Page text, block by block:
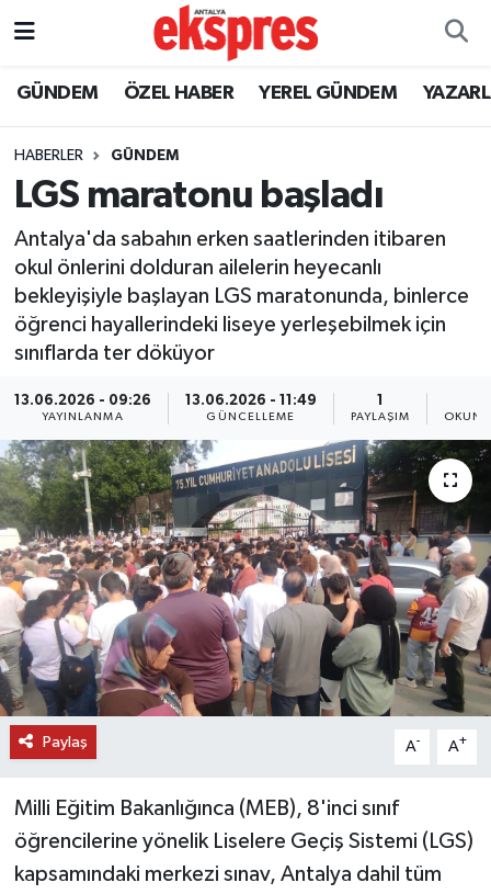
GÜNDEM ÖZEL HABER YEREL GÜNDEM
HABERLER GÜNDEM
LGS maratonu başladı
Antalya'da sabahın erken saatlerinden itibaren
okul önlerini dolduran ailelerin heyecanlı
bekleyişiyle başlayan LGS maratonunda, binlerce
öğrenci hayallerindeki liseye yerleşebilmek için
sınıflarda ter döküyor
13.06.2026 - 09:26
YAYINLANMA
13.06.2026 - 11:49
GÜNCELLEME
1
PAYLAŞIM
Paylaş A- A+
Milli Eğitim Bakanlığınca (MEB), 8'inci sınıf
öğrencilerine yönelik Liselere Geçiş Sistemi (LGS)
kapsamındaki merkezi sınav, Antalya dahil tüm
ÖZEL HABER
YEREL GÜNDEM
EKONOMİ
KÜLTÜR - SANAT
SPOR
SİYASET
SAĞLIK
DÜNYA
EĞİTİM
TURİZM
RÖPORTAJ
VİDEO HABERLER
YAZARLAR
RESMİ İLAN
Nöbetçi Eczaneler
Trafik Durumu
Süper Lig Puan Durumu ve Fikstür
Tüm Manşetler
Son Dakika Haberleri
Haber Arşivi